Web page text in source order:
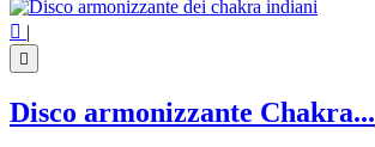
 |

Disco armonizzante Chakra...